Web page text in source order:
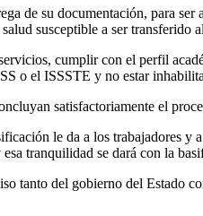
de su documentación, para
susceptible a ser transferido
cumplir con el perfil
o el ISSSTE y no estar
satisfactoriamente el
le da a los trabajadores y
tranquilidad se dará con la
tanto del gobierno del